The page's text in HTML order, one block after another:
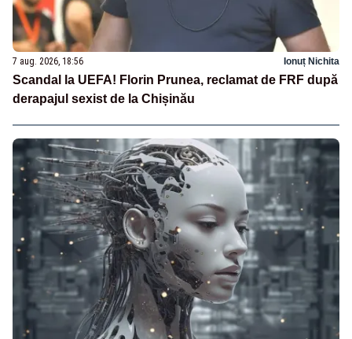
7 aug. 2026, 18:56 Ionuț Nichita
Scandal la UEFA! Florin Prunea, reclamat de FRF după
derapajul sexist de la Chișinău